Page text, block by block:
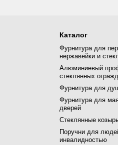
Каталог
Фурнитура для
нержавейки и
Алюминиевый
стеклянных
Фурнитура для
Фурнитура для
дверей
Стеклянные
Поручни для
инвалидностью